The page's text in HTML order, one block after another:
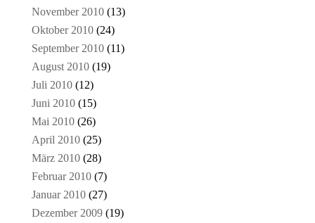
November 2010(13)
Oktober 2010(24)
September 2010(11)
August 2010(19)
Juli 2010(12)
Juni 2010(15)
Mai 2010(26)
April 2010(25)
März 2010(28)
Februar 2010(7)
Januar 2010(27)
Dezember 2009(19)